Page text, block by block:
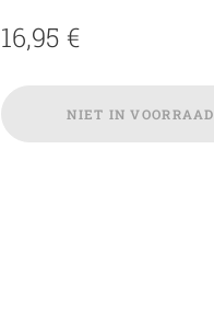
16,95 €
NIET IN VOORRAAD